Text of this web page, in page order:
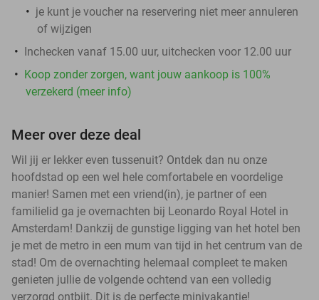
je kunt je voucher na reservering niet meer annuleren
of wijzigen
Inchecken vanaf 15.00 uur, uitchecken voor 12.00 uur
Koop zonder zorgen, want jouw aankoop is 100%
verzekerd (meer info)
Meer over deze deal
Wil jij er lekker even tussenuit? Ontdek dan nu onze
hoofdstad op een wel hele comfortabele en voordelige
manier! Samen met een vriend(in), je partner of een
familielid ga je overnachten bij Leonardo Royal Hotel in
Amsterdam! Dankzij de gunstige ligging van het hotel ben
je met de metro in een mum van tijd in het centrum van de
stad! Om de overnachting helemaal compleet te maken
genieten jullie de volgende ochtend van een volledig
verzorgd ontbijt. Dit is de perfecte minivakantie!